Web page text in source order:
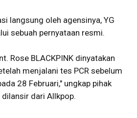
langsung oleh agensinya, YG
sebuah pernyataan resmi.
Rose BLACKPINK dinyatakan
menjalani tes PCR sebelum
28 Februari," ungkap pihak
dari Allkpop.